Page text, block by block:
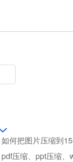
如何把图片压缩到
pdf压缩、ppt压缩